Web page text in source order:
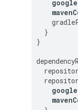
google
}
}
google